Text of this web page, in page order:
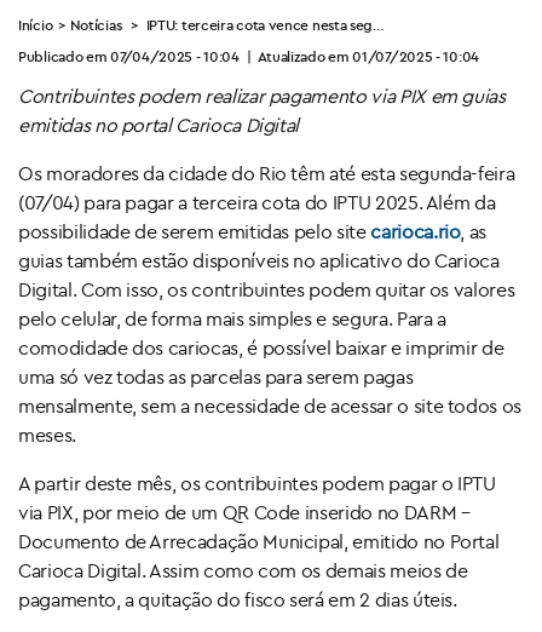
Início > Notícias > IPTU: terceira cota vence nesta segunda-feira (07/04)
Publicado em 07/04/2025 - 10:04 | Atualizado em 01/07/2025 - 10:04
Contribuintes podem realizar pagamento via PIX em guias
emitidas no portal Carioca Digital
Os moradores da cidade do Rio têm até esta segunda-feira
(07/04) para pagar a terceira cota do IPTU 2025. Além da
possibilidade de serem emitidas pelo sitecarioca.rio, as
guias também estão disponíveis no aplicativo do Carioca
Digital. Com isso, os contribuintes podem quitar os valores
pelo celular, de forma mais simples e segura. Para a
comodidade dos cariocas, é possível baixar e imprimir de
uma só vez todas as parcelas para serem pagas
mensalmente, sem a necessidade de acessar o site todos os
meses.
A partir deste mês, os contribuintes podem pagar o IPTU
via PIX, por meio de um QR Code inserido no DARM –
Documento de Arrecadação Municipal, emitido no Portal
Carioca Digital. Assim como com os demais meios de
pagamento, a quitação do fisco será em 2 dias úteis.